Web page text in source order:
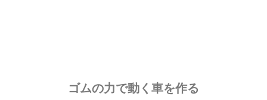
ゴムの力で動く車を作る